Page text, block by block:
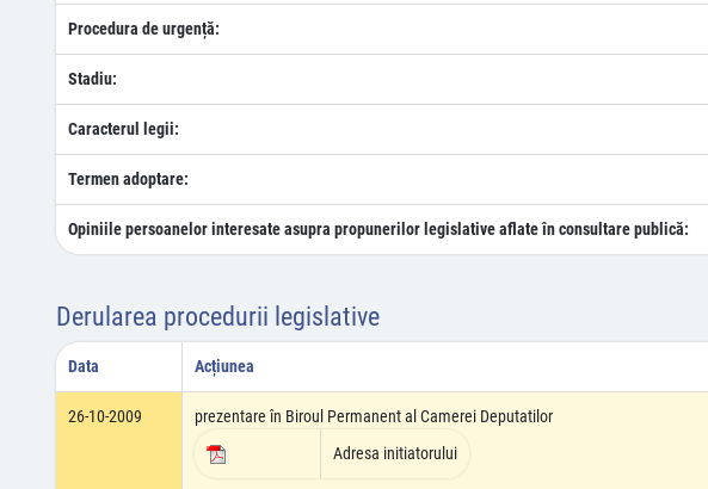
Procedura de urgență:
Stadiu:
Caracterul legii:
Termen adoptare:
Opiniile persoanelor interesate asupra propunerilor legislative aflate în consultare publică:
Derularea procedurii legislative
Data Acțiunea
26-10-2009
prezentare în Biroul Permanent al Camerei Deputatilor
Adresa initiatorului